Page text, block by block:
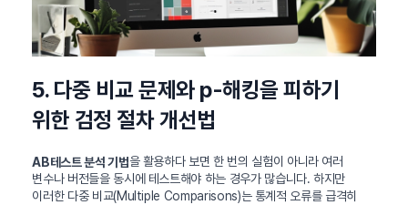
5. 다중 비교 문제와 p-해킹을 피하기
위한 검정 절차 개선법
AB테스트 분석 기법을 활용하다 보면 한 번의 실험이 아니라 여러
변수나 버전들을 동시에 테스트해야 하는 경우가 많습니다. 하지만
이러한 다중 비교(Multiple Comparisons)는 통계적 오류를 급격히